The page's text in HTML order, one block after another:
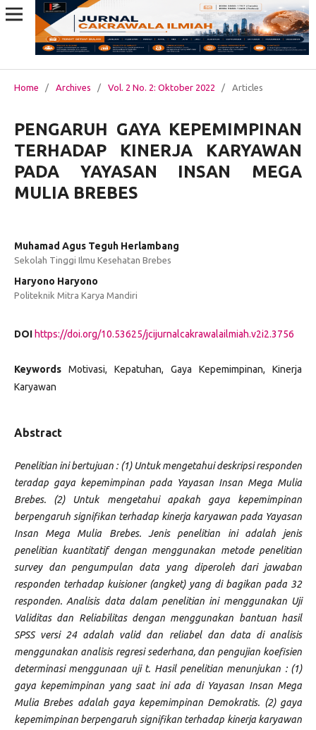
Home / Archives / Vol. 2 No. 2: Oktober 2022 / Articles
PENGARUH GAYA KEPEMIMPINAN
TERHADAP KINERJA KARYAWAN
PADA YAYASAN INSAN MEGA
MULIA BREBES
Muhamad Agus Teguh Herlambang
Sekolah Tinggi Ilmu Kesehatan Brebes
Haryono Haryono
Politeknik Mitra Karya Mandiri
DOI https://doi.org/10.53625/jcijurnalcakrawalailmiah.v2i2.3756
Keywords
Motivasi, Kepatuhan, Gaya Kepemimpinan, Kinerja
Karyawan
Abstract
Penelitian ini bertujuan : (1) Untuk mengetahui deskripsi responden
teradap gaya kepemimpinan pada Yayasan Insan Mega Mulia
Brebes. (2) Untuk mengetahui apakah gaya kepemimpinan
berpengaruh signifikan terhadap kinerja karyawan pada Yayasan
Insan Mega Mulia Brebes. Jenis penelitian ini adalah jenis
penelitian kuantitatif dengan menggunakan metode penelitian
survey dan pengumpulan data yang diperoleh dari jawaban
responden terhadap kuisioner (angket) yang di bagikan pada 32
responden. Analisis data dalam penelitian ini menggunakan Uji
Validitas dan Reliabilitas dengan menggunakan bantuan hasil
SPSS versi 24 adalah valid dan reliabel dan data di analisis
menggunakan analisis regresi sederhana, dan pengujian koefisien
determinasi menggunaan uji t. Hasil penelitian menunjukan : (1)
gaya kepemimpinan yang saat ini ada di Yayasan Insan Mega
Mulia Brebes adalah gaya kepemimpinan Demokratis. (2) gaya
kepemimpinan berpengaruh signifikan terhadap kinerja karyawan